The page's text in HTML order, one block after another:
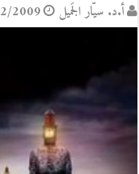
أ.د. سيّار الجَميل 2009